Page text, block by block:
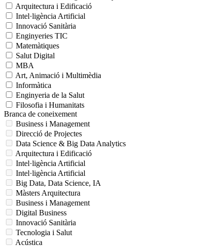
Arquitectura i Edificació
Intel·ligència Artificial
Innovació Sanitària
Enginyeries TIC
Matemàtiques
Salut Digital
MBA
Art, Animació i Multimèdia
Informàtica
Enginyeria de la Salut
Filosofia i Humanitats
Branca de coneixement
Business i Management
Direcció de Projectes
Data Science & Big Data Analytics
Arquitectura i Edificació
Intel·ligència Artificial
Intel·ligència Artificial
Big Data, Data Science, IA
Màsters Arquitectura
Business i Management
Digital Business
Innovació Sanitària
Tecnologia i Salut
Acústica